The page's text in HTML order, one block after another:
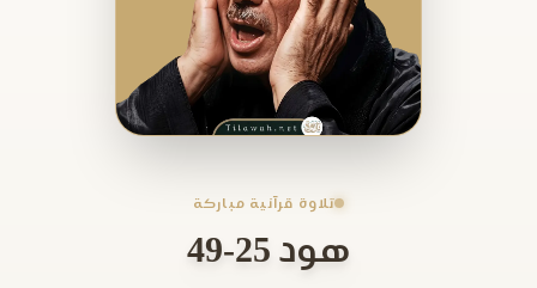
تلاوة قرآنية مباركة
هود 25-49